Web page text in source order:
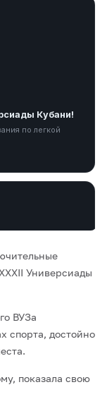
Универсиады
ВУЗа
спорта, достойно
показала свою